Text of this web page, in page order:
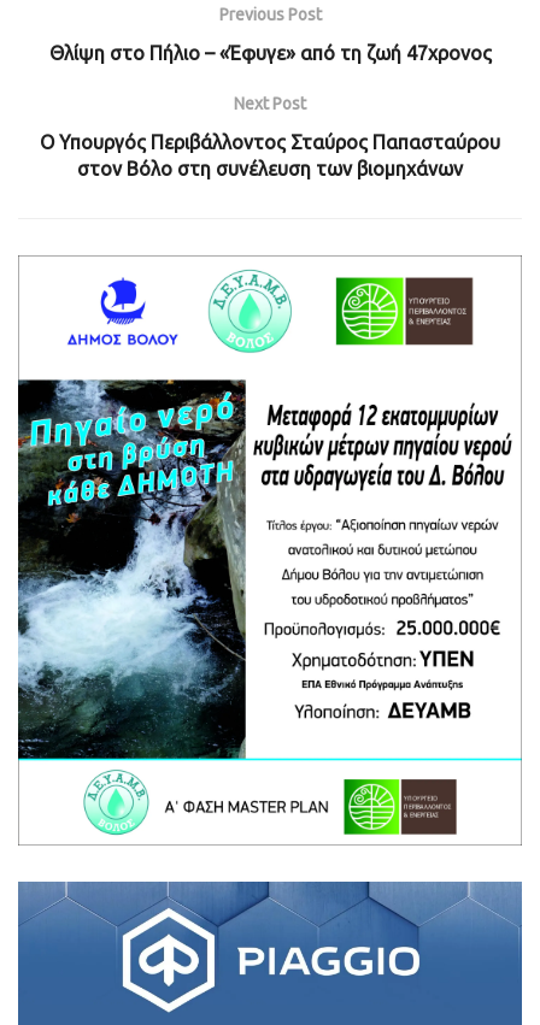
Previous Post
Θλίψη στο Πήλιο – «Έφυγε» από τη ζωή 47χρονος
Next Post
Ο Υπουργός Περιβάλλοντος Σταύρος Παπασταύρου
στον Βόλο στη συνέλευση των βιομηχάνων